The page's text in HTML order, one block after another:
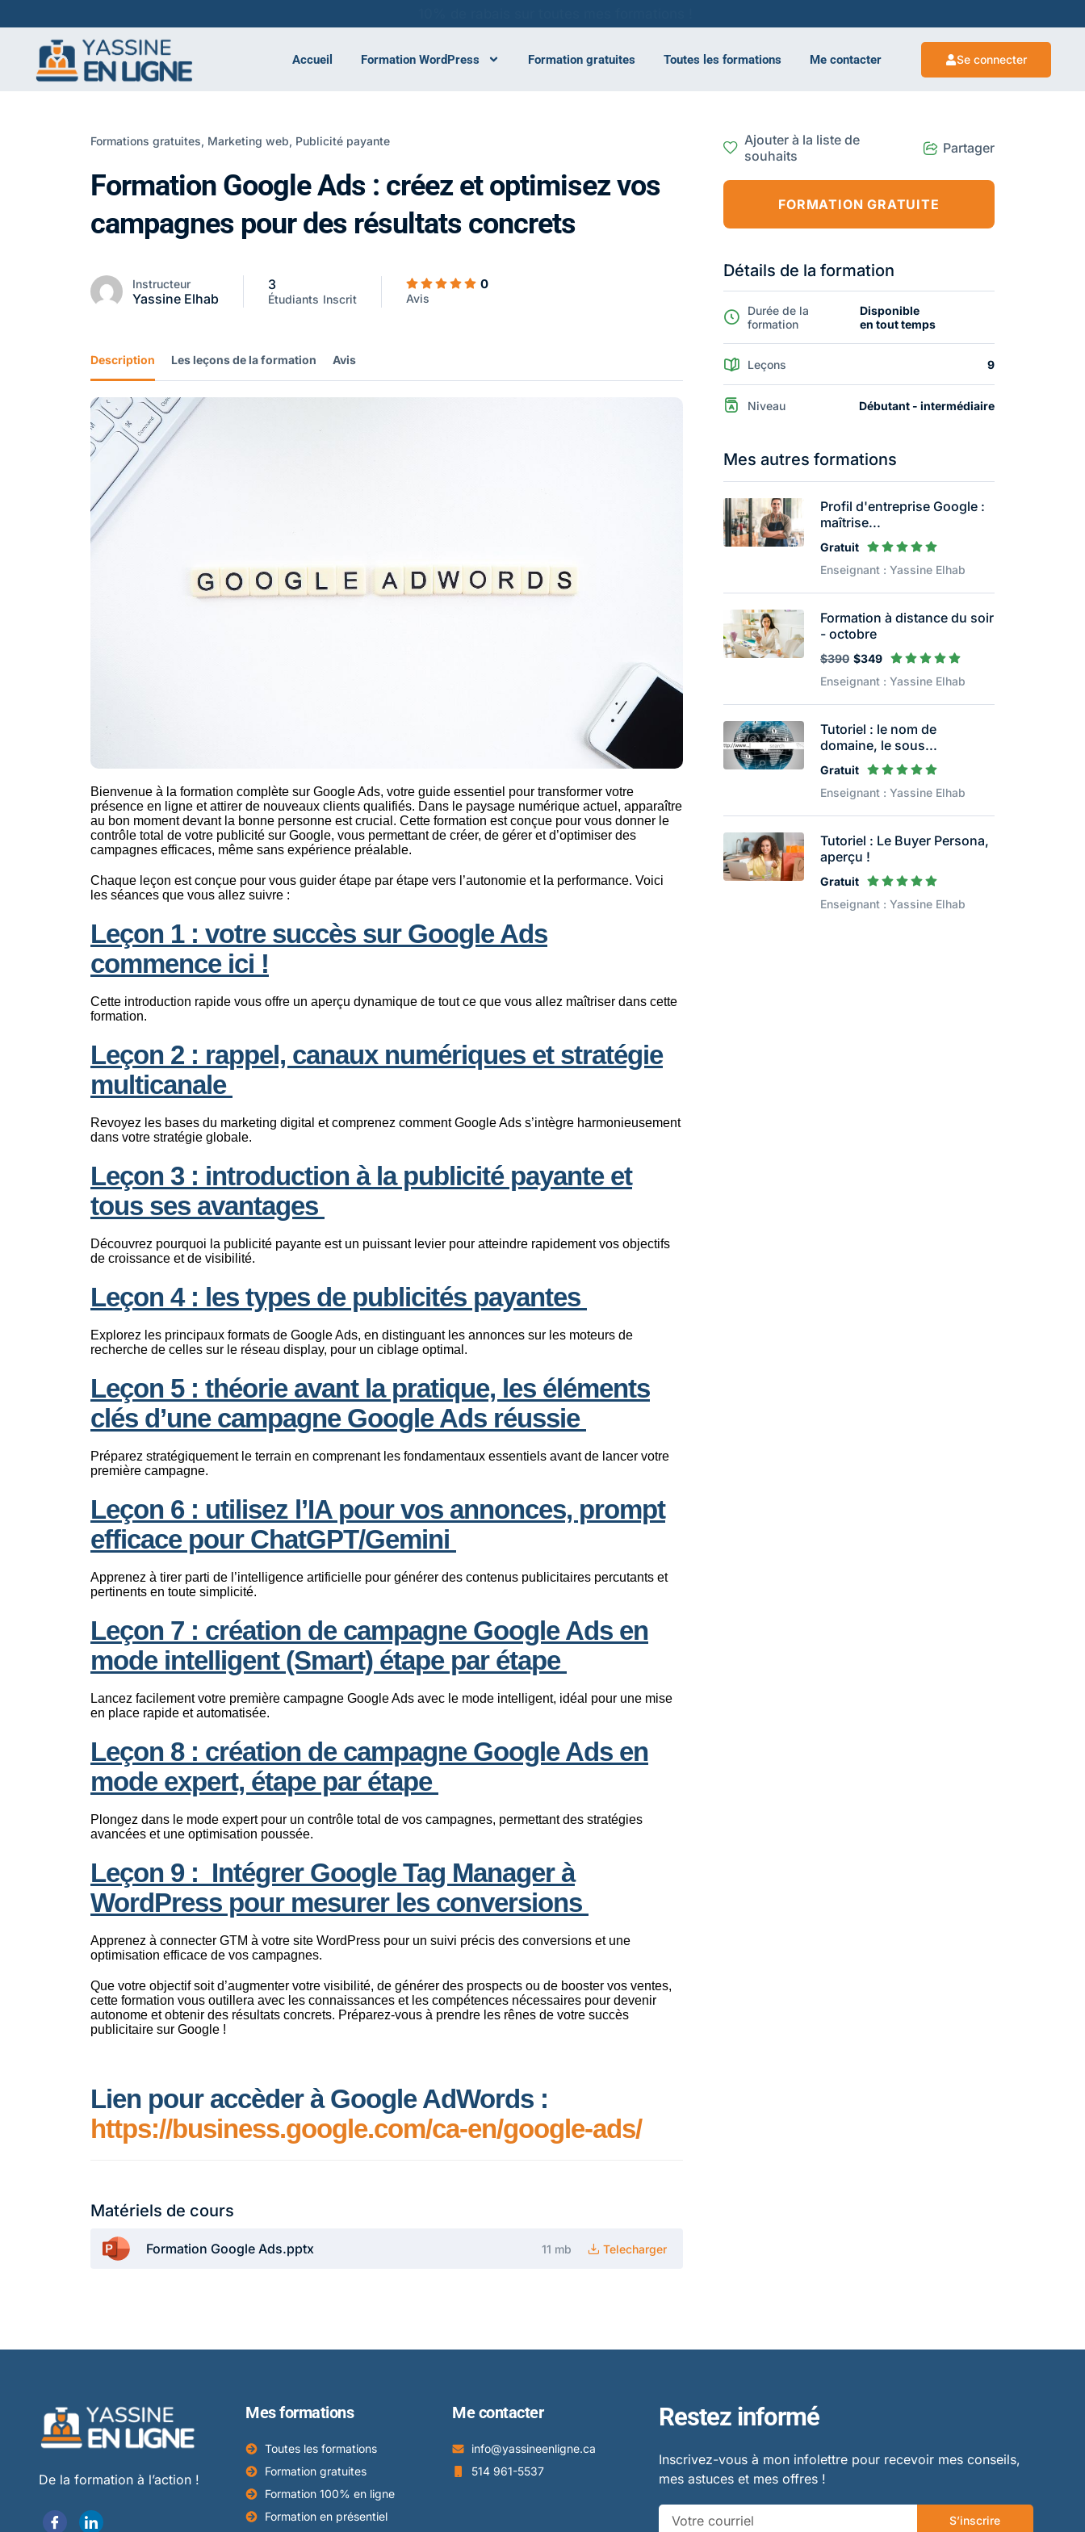
Accueil Formation WordPress Formation gratuites Toutes les formations Me contacter Se connecter
Formations gratuites, Marketing web, Publicité payante
Formation Google Ads : créez et optimisez vos
campagnes pour des résultats concrets
Instructeur
Yassine Elhab
3
Étudiants Inscrit
0
Avis
Description Les leçons de la formation Avis
Bienvenue à la formation complète sur Google Ads, votre guide essentiel pour transformer votre
présence en ligne et attirer de nouveaux clients qualifiés. Dans le paysage numérique actuel, apparaître
au bon moment devant la bonne personne est crucial. Cette formation est conçue pour vous donner le
contrôle total de votre publicité sur Google, vous permettant de créer, de gérer et d’optimiser des
campagnes efficaces, même sans expérience préalable.
Chaque leçon est conçue pour vous guider étape par étape vers l’autonomie et la performance. Voici
les séances que vous allez suivre :
Leçon 1 : votre succès sur Google Ads
commence ici !
Cette introduction rapide vous offre un aperçu dynamique de tout ce que vous allez maîtriser dans cette
formation.
Leçon 2 : rappel, canaux numériques et stratégie
multicanale
Revoyez les bases du marketing digital et comprenez comment Google Ads s’intègre harmonieusement
dans votre stratégie globale.
Leçon 3 : introduction à la publicité payante et
tous ses avantages
Découvrez pourquoi la publicité payante est un puissant levier pour atteindre rapidement vos objectifs
de croissance et de visibilité.
Leçon 4 : les types de publicités payantes
Explorez les principaux formats de Google Ads, en distinguant les annonces sur les moteurs de
recherche de celles sur le réseau display, pour un ciblage optimal.
Leçon 5 : théorie avant la pratique, les éléments
clés d’une campagne Google Ads réussie
Préparez stratégiquement le terrain en comprenant les fondamentaux essentiels avant de lancer votre
première campagne.
Leçon 6 : utilisez l’IA pour vos annonces, prompt
efficace pour ChatGPT/Gemini
Apprenez à tirer parti de l’intelligence artificielle pour générer des contenus publicitaires percutants et
pertinents en toute simplicité.
Leçon 7 : création de campagne Google Ads en
mode intelligent (Smart) étape par étape
Lancez facilement votre première campagne Google Ads avec le mode intelligent, idéal pour une mise
en place rapide et automatisée.
Leçon 8 : création de campagne Google Ads en
mode expert, étape par étape
Plongez dans le mode expert pour un contrôle total de vos campagnes, permettant des stratégies
avancées et une optimisation poussée.
Leçon 9 : Intégrer Google Tag Manager à
WordPress pour mesurer les conversions
Apprenez à connecter GTM à votre site WordPress pour un suivi précis des conversions et une
optimisation efficace de vos campagnes.
Que votre objectif soit d’augmenter votre visibilité, de générer des prospects ou de booster vos ventes,
cette formation vous outillera avec les connaissances et les compétences nécessaires pour devenir
autonome et obtenir des résultats concrets. Préparez-vous à prendre les rênes de votre succès
publicitaire sur Google !
Lien pour accèder à Google AdWords :
https://business.google.com/ca-en/google-ads/
Matériels de cours
Formation Google Ads.pptx 11 mb Telecharger
Ajouter à la liste de
souhaits
Partager
FORMATION GRATUITE
Détails de la formation
Durée de la
formation
Disponible
en tout temps
Leçons 9
Niveau Débutant - intermédiaire
Mes autres formations
Profil d'entreprise Google :
maîtrise...
Gratuit
Enseignant : Yassine Elhab
Formation à distance du soir
- octobre
$390 $349
Enseignant : Yassine Elhab
Tutoriel : le nom de
domaine, le sous...
Gratuit
Enseignant : Yassine Elhab
Tutoriel : Le Buyer Persona,
aperçu !
Gratuit
Enseignant : Yassine Elhab
De la formation à l’action !
Mes formations
Toutes les formations
Formation gratuites
Formation 100% en ligne
Formation en présentiel
Me contacter
info@yassineenligne.ca
514 961-5537
Restez informé
Inscrivez-vous à mon infolettre pour recevoir mes conseils,
mes astuces et mes offres !
S’inscrire